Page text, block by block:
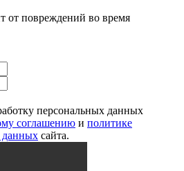
от повреждений во время
персональных данных
соглашению и политике
данных сайта.